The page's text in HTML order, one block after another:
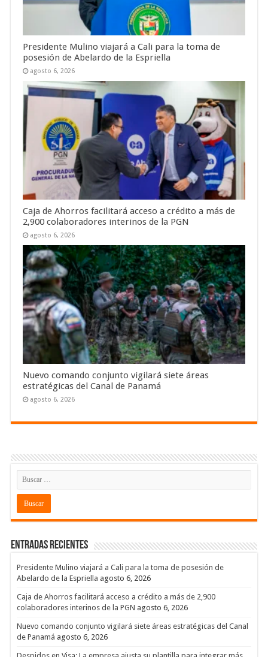
Presidente Mulino viajará a Cali para la toma de
posesión de Abelardo de la Espriella
agosto 6, 2026
Caja de Ahorros facilitará acceso a crédito a más de
2,900 colaboradores interinos de la PGN
agosto 6, 2026
Nuevo comando conjunto vigilará siete áreas
estratégicas del Canal de Panamá
agosto 6, 2026
Entradas recientes
Presidente Mulino viajará a Cali para la toma de posesión de
Abelardo de la Espriella agosto 6, 2026
Caja de Ahorros facilitará acceso a crédito a más de 2,900
colaboradores interinos de la PGN agosto 6, 2026
Nuevo comando conjunto vigilará siete áreas estratégicas del Canal
de Panamá agosto 6, 2026